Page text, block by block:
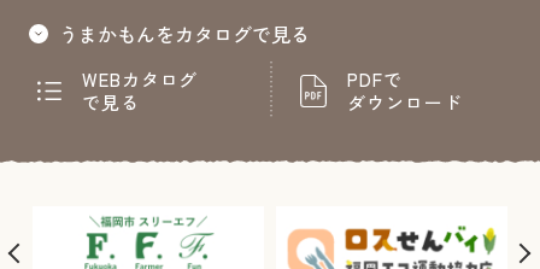
うまかもんをカタログで見る
WEBカタログ
で見る
PDFで
ダウンロード